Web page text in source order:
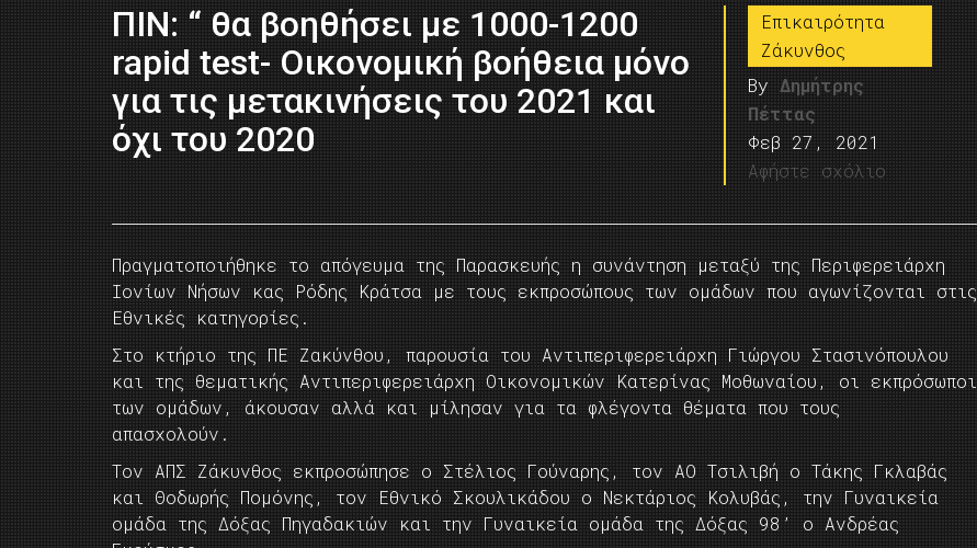
ΠΙΝ: “ θα βοηθήσει με 1000-1200
rapid test- Oικονομική βοήθεια μόνο
για τις μετακινήσεις του 2021 και
όχι του 2020
Επικαιρότητα
Ζάκυνθος
By Δημήτρης
Πέττας
Φεβ 27, 2021
Αφήστε σχόλιο
Πραγματοποιήθηκε το απόγευμα της Παρασκευής η συνάντηση μεταξύ της Περιφερειάρχη
Ιονίων Νήσων κας Ρόδης Κράτσα με τους εκπροσώπους των ομάδων που αγωνίζονται στις
Εθνικές κατηγορίες.
Στο κτήριο της ΠΕ Ζακύνθου, παρουσία του Αντιπεριφερειάρχη Γιώργου Στασινόπουλου
και της θεματικής Αντιπεριφερειάρχη Οικονομικών Κατερίνας Μοθωναίου, οι εκπρόσωποι
των ομάδων, άκουσαν αλλά και μίλησαν για τα φλέγοντα θέματα που τους
απασχολούν.
Τον ΑΠΣ Ζάκυνθος εκπροσώπησε ο Στέλιος Γούναρης, τον ΑΟ Τσιλιβή ο Τάκης Γκλαβάς
και Θοδωρής Πομόνης, τον Εθνικό Σκουλικάδου ο Νεκτάριος Κολυβάς, την Γυναικεία
ομάδα της Δόξας Πηγαδακιών και την Γυναικεία ομάδα της Δόξας 98’ ο Ανδρέας